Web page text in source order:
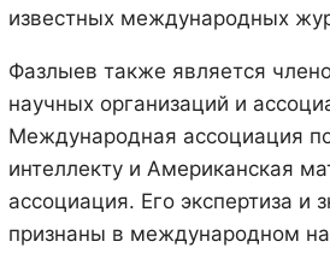
известных международных
Фазлыев также является
научных организаций и
Международная ассоциация
интеллекту и Американская
ассоциация. Его экспертиза и
признаны в международном